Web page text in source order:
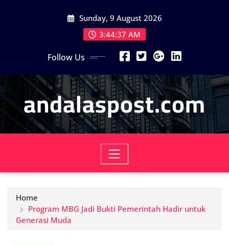
Sunday, 9 August 2026
3:44:39 AM
Follow Us
andalaspost.com
Home
Program MBG Jadi Bukti Pemerintah Hadir untuk
Generasi Muda